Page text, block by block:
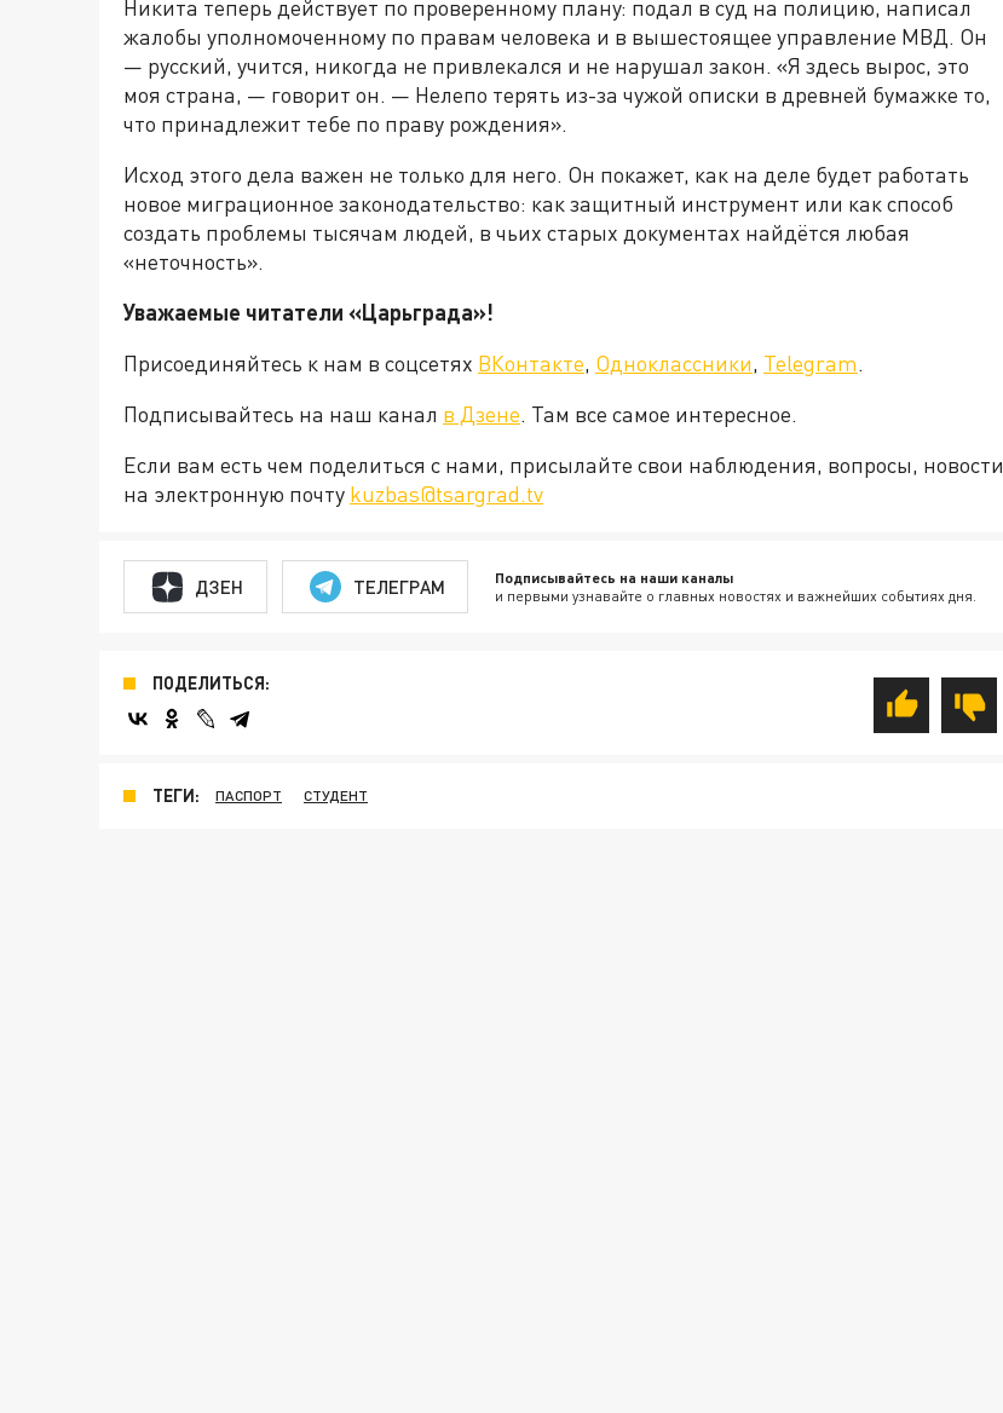
Никита теперь действует по проверенному плану: подал в суд на полицию, написал
жалобы уполномоченному по правам человека и в вышестоящее управление МВД. Он
— русский, учится, никогда не привлекался и не нарушал закон. «Я здесь вырос, это
моя страна, — говорит он. — Нелепо терять из-за чужой описки в древней бумажке то,
что принадлежит тебе по праву рождения».
Исход этого дела важен не только для него. Он покажет, как на деле будет работать
новое миграционное законодательство: как защитный инструмент или как способ
создать проблемы тысячам людей, в чьих старых документах найдётся любая
«неточность».
Уважаемые читатели «Царьграда»!
Присоединяйтесь к нам в соцсетях ВКонтакте, Одноклассники, Telegram.
Подписывайтесь на наш канал в Дзене. Там все самое интересное.
Если вам есть чем поделиться с нами, присылайте свои наблюдения, вопросы, новости
на электронную почту kuzbas@tsargrad.tv
ДЗЕН ТЕЛЕГРАМ Подписывайтесь на наши каналы
и первыми узнавайте о главных новостях и важнейших событиях дня.
ПОДЕЛИТЬСЯ:
ТЕГИ: ПАСПОРТ СТУДЕНТ